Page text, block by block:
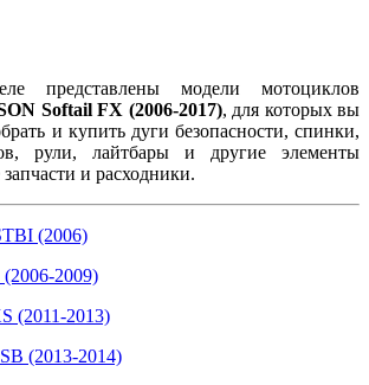
представлены модели мотоциклов
Softail FX (2006-2017), для которых вы
и купить дуги безопасности, спинки,
рули, лайтбары и другие элементы
и расходники.
(2006)
2009)
(2011-2013)
(2013-2014)